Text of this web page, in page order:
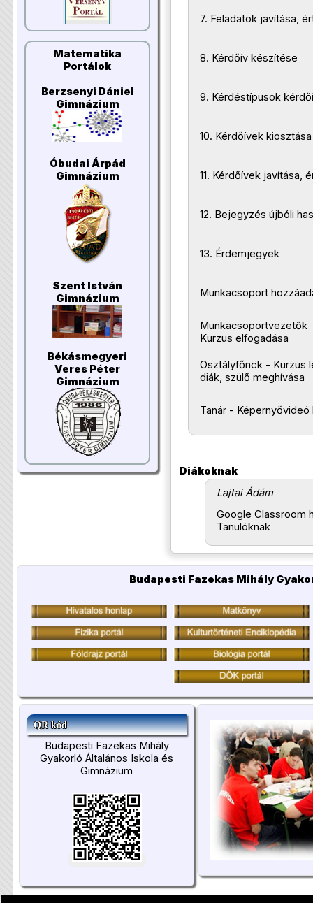
Matematika
Portálok
Berzsenyi Dániel
Gimnázium
Óbudai Árpád
Gimnázium
Szent István
Gimnázium
Békásmegyeri
Veres Péter
Gimnázium
7. Feladatok javítása,
8. Kérdőív készítése
9. Kérdéstípusok
10. Kérdőívek kiosztása
11. Kérdőívek javítása,
12. Bejegyzés újbóli
13. Érdemjegyek
Munkacsoport
Munkacsoportvezetők
Kurzus elfogadása
Osztályfőnök - Kurzus
diák, szülő meghívása
Tanár -
Diákoknak
Lajtai Ádám
Google Classroom
Tanulóknak
Budapesti Fazekas Mihály
QR kód
Budapesti Fazekas Mihály
Gyakorló Általános Iskola és
Gimnázium